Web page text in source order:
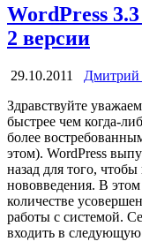
WordPress
2 версии
29.10.2011 Дмитрий
Здравствуйте
быстрее чем когда-
более
этом). WordPress
назад для того,
нововведения. В
количестве
работы с системой.
входить в